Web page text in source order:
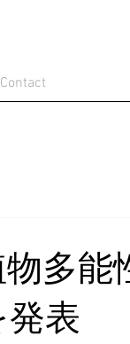
Contact
多能
表